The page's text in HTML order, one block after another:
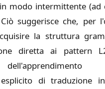
modo intermittente (ad
suggerisce che, per
la struttura
diretta ai pattern
di traduzione